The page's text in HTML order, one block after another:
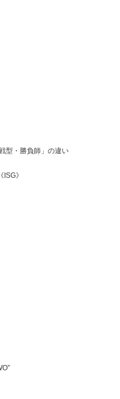
型・勝負師」の違い
》